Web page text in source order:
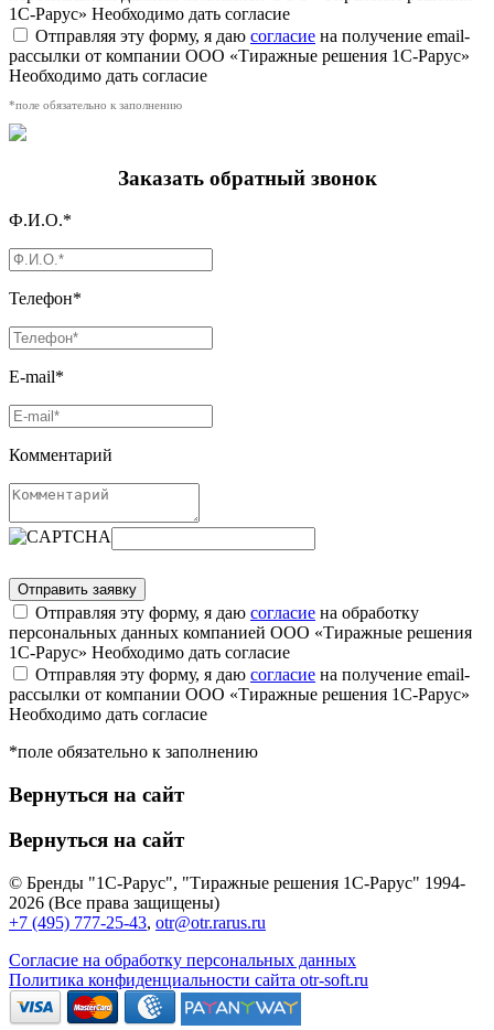
1С-Рарус» Необходимо дать согласие
Отправляя эту форму, я даю согласие на получение email-
рассылки от компании ООО «Тиражные решения 1С-Рарус»
Необходимо дать согласие
*поле обязательно к заполнению
Заказать обратный звонок
Ф.И.О.*
Телефон*
E-mail*
Комментарий
Отправляя эту форму, я даю согласие на обработку
персональных данных компанией ООО «Тиражные решения
1С-Рарус» Необходимо дать согласие
Отправляя эту форму, я даю согласие на получение email-
рассылки от компании ООО «Тиражные решения 1С-Рарус»
Необходимо дать согласие
*поле обязательно к заполнению
Вернуться на сайт
Вернуться на сайт
© Бренды "1С-Рарус", "Тиражные решения 1С-Рарус" 1994-
2026 (Все права защищены)
+7 (495) 777-25-43, otr@otr.rarus.ru
Согласие на обработку персональных данных
Политика конфиденциальности сайта otr-soft.ru